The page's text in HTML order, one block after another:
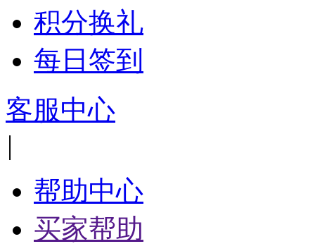
积分换礼
每日签到
客服中心
|
帮助中心
买家帮助